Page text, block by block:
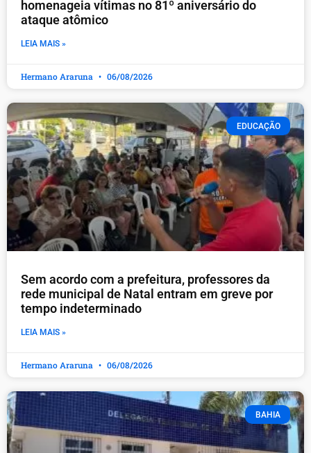
homenageia vítimas no 81º aniversário do
ataque atômico
LEIA MAIS »
Hermano Araruna 06/08/2026
EDUCAÇÃO
​Sem acordo com a prefeitura, professores da
rede municipal de Natal entram em greve por
tempo indeterminado
LEIA MAIS »
Hermano Araruna 06/08/2026
BAHIA